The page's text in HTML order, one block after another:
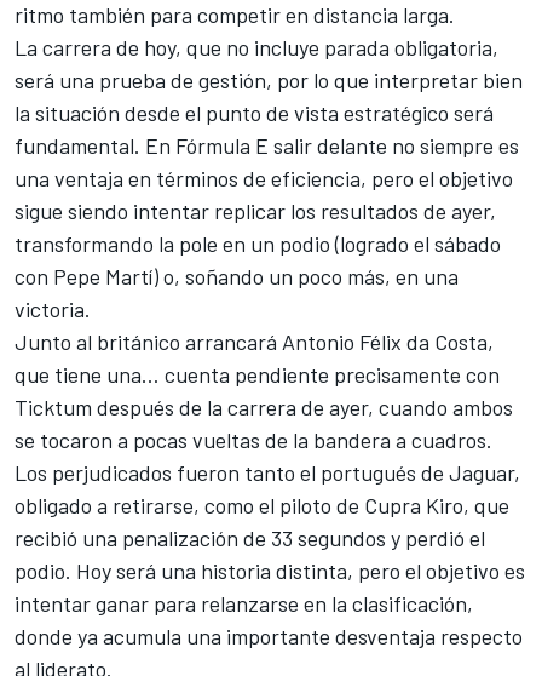
ritmo también para competir en distancia larga.
La carrera de hoy, que no incluye parada obligatoria,
será una prueba de gestión, por lo que interpretar bien
la situación desde el punto de vista estratégico será
fundamental. En Fórmula E salir delante no siempre es
una ventaja en términos de eficiencia, pero el objetivo
sigue siendo intentar replicar los resultados de ayer,
transformando la pole en un podio (logrado el sábado
con Pepe Martí) o, soñando un poco más, en una
victoria.
Junto al británico arrancará Antonio Félix da Costa,
que tiene una… cuenta pendiente precisamente con
Ticktum después de la carrera de ayer, cuando ambos
se tocaron a pocas vueltas de la bandera a cuadros.
Los perjudicados fueron tanto el portugués de Jaguar,
obligado a retirarse, como el piloto de Cupra Kiro, que
recibió una penalización de 33 segundos y perdió el
podio. Hoy será una historia distinta, pero el objetivo es
intentar ganar para relanzarse en la clasificación,
donde ya acumula una importante desventaja respecto
al liderato.